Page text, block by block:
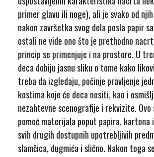
primer glavu ili noge), ali je svako od
nakon završetka svog dela posla papir
ostali ne vide ono što je prethodno
princip se primenjuje i na prostore. U
deca dobiju jasnu sliku o tome kako
treba da izgledaju, počinje pravljenje
kostima koje će deca nositi, kao i
nezahtevne scenografije i rekvizite. Ovo
pomoć materijala poput papira,
svih drugih dostupnih upotrebljivih
slamčica, dugmića i slično. Nakon toga